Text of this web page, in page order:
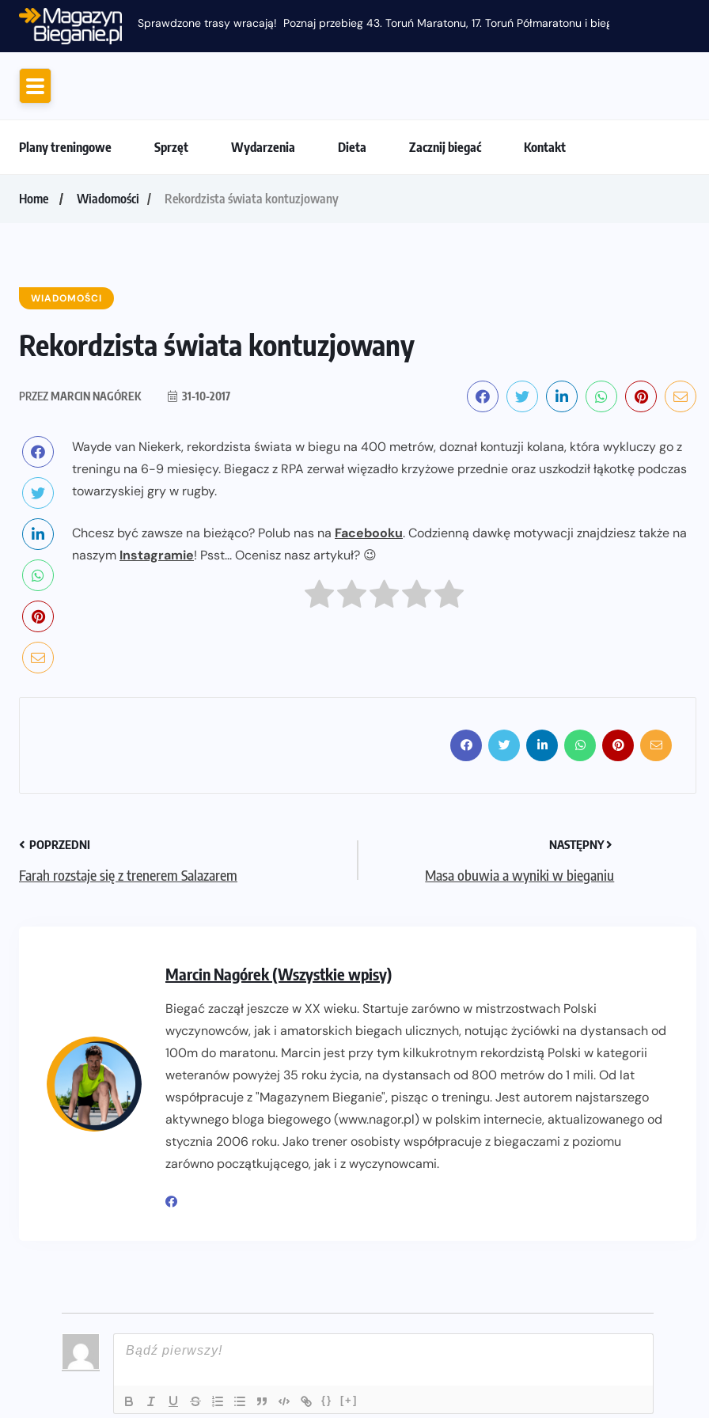
Sprawdzone trasy wracają! Poznaj przebieg 43. Toruń Maratonu, 17. Toruń Półmaratonu i biegu na 5 km
Plany treningowe Sprzęt Wydarzenia Dieta Zacznij biegać Kontakt
Home Wiadomości Rekordzista świata kontuzjowany
WIADOMOŚCI
Rekordzista świata kontuzjowany
PRZEZMARCIN NAGÓREK 31-10-2017
Wayde van Niekerk, rekordzista świata w biegu na 400 metrów, doznał kontuzji kolana, która wykluczy go z
treningu na 6-9 miesięcy. Biegacz z RPA zerwał więzadło krzyżowe przednie oraz uszkodził łąkotkę podczas
towarzyskiej gry w rugby.
Chcesz być zawsze na bieżąco? Polub nas na Facebooku. Codzienną dawkę motywacji znajdziesz także na
naszym Instagramie! Psst... Ocenisz nasz artykuł? 😉
POPRZEDNI
Farah rozstaje się z trenerem Salazarem
NASTĘPNY
Masa obuwia a wyniki w bieganiu
Marcin Nagórek (Wszystkie wpisy)
Biegać zaczął jeszcze w XX wieku. Startuje zarówno w mistrzostwach Polski
wyczynowców, jak i amatorskich biegach ulicznych, notując życiówki na dystansach od
100m do maratonu. Marcin jest przy tym kilkukrotnym rekordzistą Polski w kategorii
weteranów powyżej 35 roku życia, na dystansach od 800 metrów do 1 mili. Od lat
współpracuje z "Magazynem Bieganie", pisząc o treningu. Jest autorem najstarszego
aktywnego bloga biegowego (www.nagor.pl) w polskim internecie, aktualizowanego od
stycznia 2006 roku. Jako trener osobisty współpracuje z biegaczami z poziomu
zarówno początkującego, jak i z wyczynowcami.
{} [+]
AKTUALNOŚCI INFORMACJE PRASOWE
RELACJE Z BIEGÓW SLIDER